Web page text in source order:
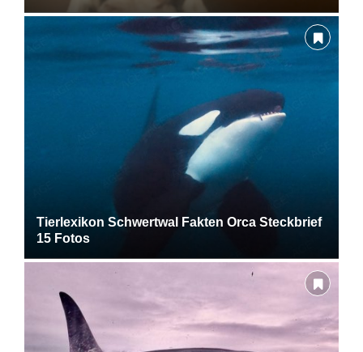
Tierlexikon Schwertwal Fakten Orca Steckbrief
15 Fotos